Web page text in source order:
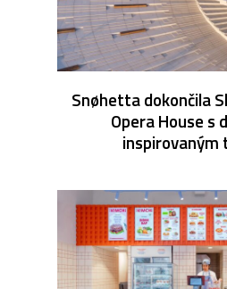
Snøhetta dokončila
Opera House s
inspirovaným